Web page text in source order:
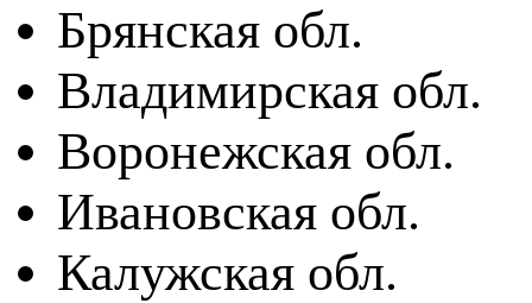
Брянская обл.
Владимирская обл.
Воронежская обл.
Ивановская обл.
Калужская обл.